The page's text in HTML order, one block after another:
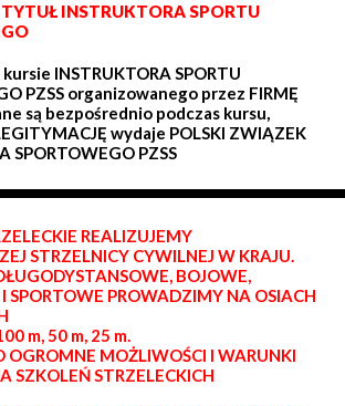
INSTRUKTORA SPORTU
INSTRUKTORA SPORTU
PZSS organizowanego przez FIRMĘ
są bezpośrednio podczas kursu,
wydaje POLSKI ZWIĄZEK
SPORTOWEGO PZSS
REALIZUJEMY
STRZELNICY CYWILNEJ W KRAJU.
BOJOWE,
SPORTOWE PROWADZIMY NA OSIACH
m, 50 m, 25 m.
OGROMNE MOŻLIWOŚCI I WARUNKI
SZKOLEŃ STRZELECKICH